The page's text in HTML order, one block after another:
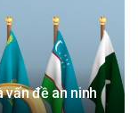
vấn đề an ninh